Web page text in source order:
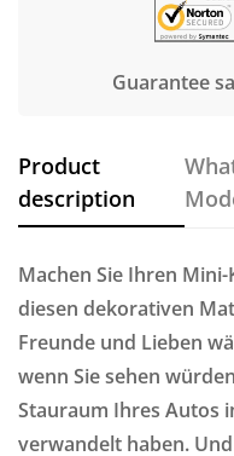
Guarantee
Product
description
Machen Sie Ihren
diesen dekorativen
Freunde und Lieben
wenn Sie sehen
Stauraum Ihres Autos
verwandelt haben.